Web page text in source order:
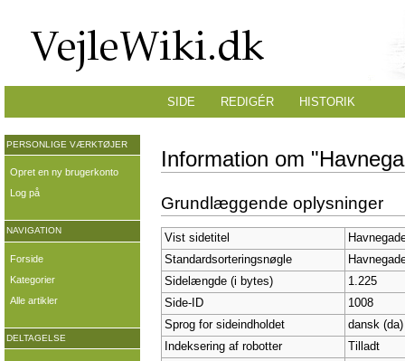
Information om
Grundlæggende oplysninger
Vist sidetitel
Standardsorteringsnøgle
Sidelængde (i bytes)
1.225
Side-ID
1008
Sprog for sideindholdet
dansk (da)
Indeksering af robotter
Tilladt
SIDE REDIGÉR HISTORIK
PERSONLIGE VÆRKTØJER
Opret en ny brugerkonto
Log på
NAVIGATION
Forside
Kategorier
Alle artikler
DELTAGELSE